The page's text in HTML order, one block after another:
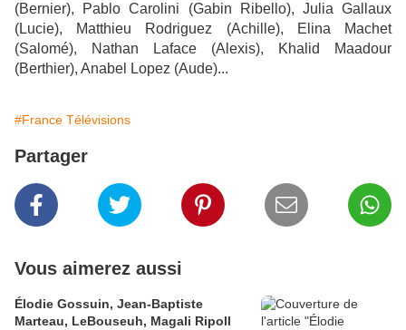
(Bernier), Pablo Carolini (Gabin Ribello), Julia Gallaux
(Lucie), Matthieu Rodriguez (Achille), Elina Machet
(Salomé), Nathan Laface (Alexis), Khalid Maadour
(Berthier), Anabel Lopez (Aude)...
#France Télévisions
Partager
Vous aimerez aussi
Élodie Gossuin, Jean-Baptiste
Marteau, LeBouseuh, Magali Ripoll